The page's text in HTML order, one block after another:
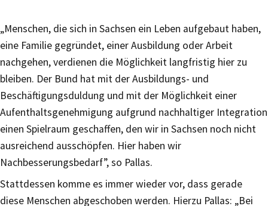
„Menschen, die sich in Sachsen ein Leben aufgebaut haben,
eine Familie gegründet, einer Ausbildung oder Arbeit
nachgehen, verdienen die Möglichkeit langfristig hier zu
bleiben. Der Bund hat mit der Ausbildungs- und
Beschäftigungsduldung und mit der Möglichkeit einer
Aufenthaltsgenehmigung aufgrund nachhaltiger Integration
einen Spielraum geschaffen, den wir in Sachsen noch nicht
ausreichend ausschöpfen. Hier haben wir
Nachbesserungsbedarf”, so Pallas.
Stattdessen komme es immer wieder vor, dass gerade
diese Menschen abgeschoben werden. Hierzu Pallas: „Bei